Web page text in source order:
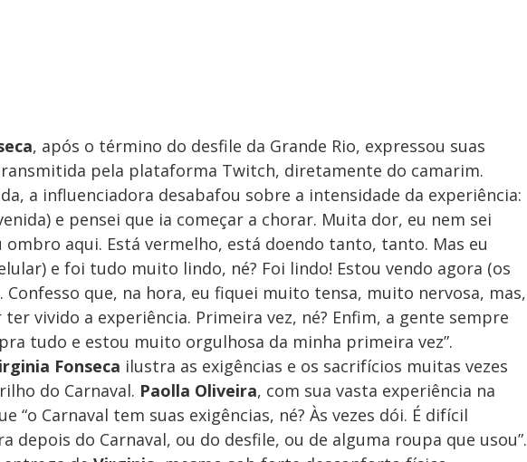
, após o término do desfile da Grande Rio, expressou suas
pela plataforma Twitch, diretamente do camarim.
a influenciadora desabafou sobre a intensidade da experiência:
e pensei que ia começar a chorar. Muita dor, eu nem sei
ombro aqui. Está vermelho, está doendo tanto, tanto. Mas eu
e foi tudo muito lindo, né? Foi lindo! Estou vendo agora (os
Confesso que, na hora, eu fiquei muito tensa, muito nervosa, mas,
vivido a experiência. Primeira vez, né? Enfim, a gente sempre
tudo e estou muito orgulhosa da minha primeira vez”.
Fonseca ilustra as exigências e os sacrifícios muitas vezes
do Carnaval. Paolla Oliveira, com sua vasta experiência na
“o Carnaval tem suas exigências, né? Às vezes dói. É difícil
depois do Carnaval, ou do desfile, ou de alguma roupa que usou”.